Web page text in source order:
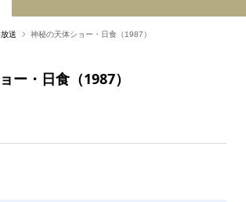
送 神秘の天体ショー・日食（1987）
ー・日食（1987）